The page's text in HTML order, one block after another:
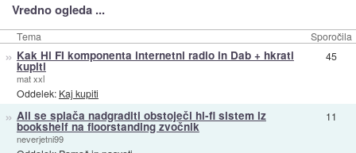
Vredno ogleda ...
Tema Sporočila
» Kak Hi FI komponenta internetni radio in Dab + hkrati
kupiti
mat xxl
Oddelek: Kaj kupiti
45
» Ali se splača nadgraditi obstoječi hi-fi sistem iz
bookshelf na floorstanding zvočnik
neverjetni99
11